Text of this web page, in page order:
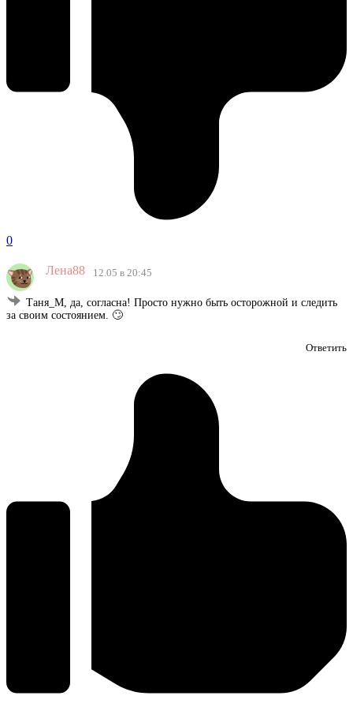
0
Лена88 12.05 в 20:45
Таня_М, да, согласна! Просто нужно быть осторожной и следить
за своим состоянием. 🙄
Ответить